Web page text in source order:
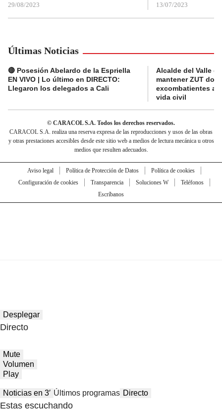
29/08/2023 13/07/2023
Últimas Noticias
🔴 Posesión Abelardo de la Espriella
EN VIVO | Lo último en DIRECTO:
Llegaron los delegados a Cali
Alcalde del Valle
mantener ZUT
excombatientes
vida civil
© CARACOL S.A. Todos los derechos reservados.
CARACOL S.A. realiza una reserva expresa de las reproducciones y usos de las obras
y otras prestaciones accesibles desde este sitio web a medios de lectura mecánica u otros
medios que resulten adecuados.
Aviso legal Política de Protección de Datos
Política de cookies
Configuración de cookies
Transparencia Soluciones W
Teléfonos
Escríbanos
Desplegar
Directo
Mute
Volumen
Play
Noticias en 3′ Últimos programas Directo
Estas escuchando